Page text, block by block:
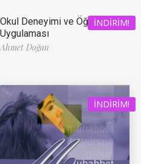
İNDIRIM!
Okul Deneyimi ve Öğretmenlik
Uygulaması
Ahmet Doğan
İNDIRIM!